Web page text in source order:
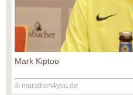
Mark Kiptoo
© marathon4you.de